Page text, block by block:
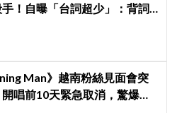
！自曝「台詞超少」：背詞
Man》越南粉絲見面會突
唱前10天緊急取消，驚爆